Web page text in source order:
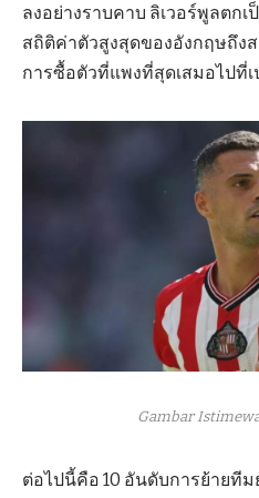
ลงอย่างราบคาบ ลิเวอร์พูลตก
สถิติค่าตัวสูงสุดของอังกฤษถึง
การซื้อตัวที่แพงที่สุดเสมอไปที่เ
Gambar
ต่อไปนี้คือ 10 อันดับการย้ายที